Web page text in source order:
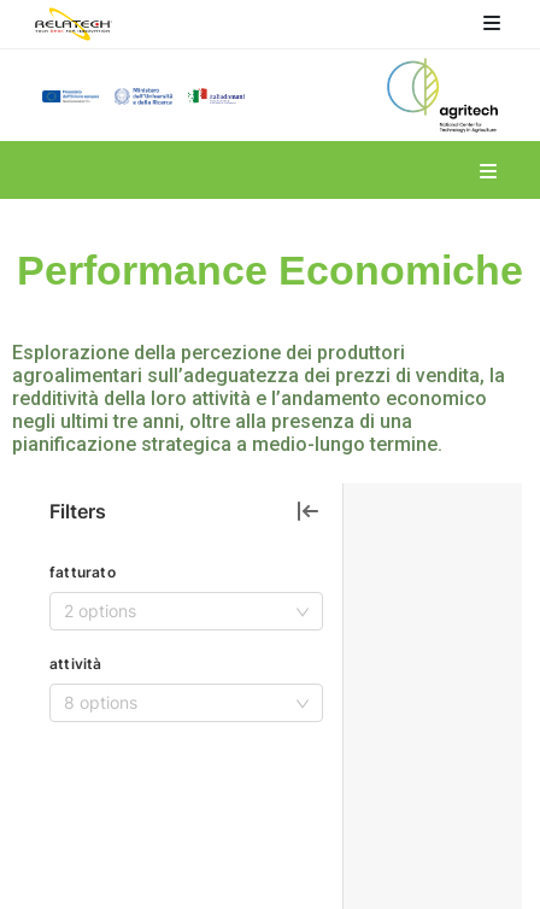
Performance Economiche
Esplorazione della percezione dei produttori
agroalimentari sull’adeguatezza dei prezzi di vendita, la
redditività della loro attività e l’andamento economico
negli ultimi tre anni, oltre alla presenza di una
pianificazione strategica a medio-lungo termine.